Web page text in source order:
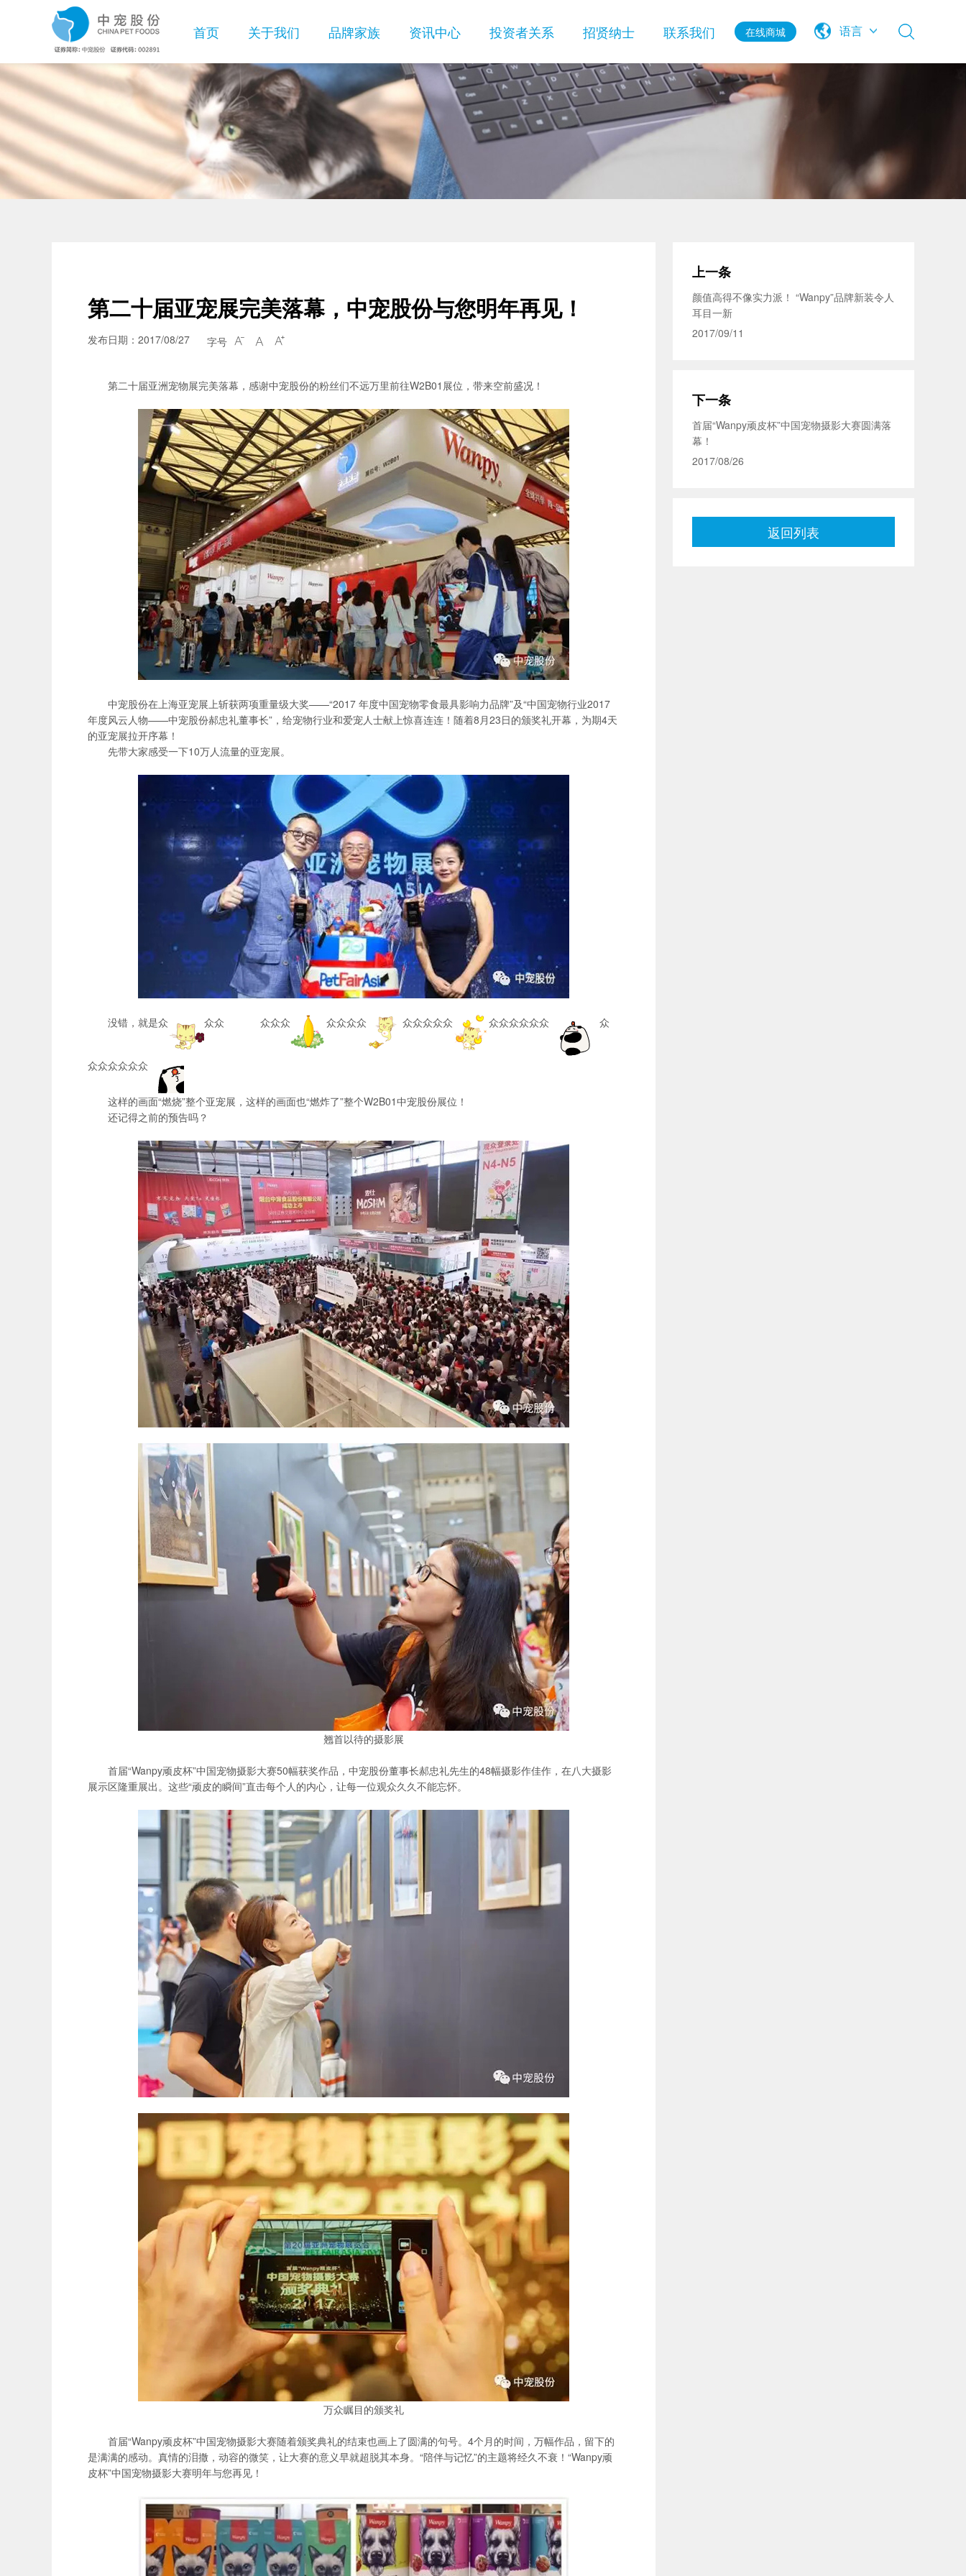
语言
在线商城
首页 关于我们 品牌家族 资讯中心 投资者关系 招贤纳士 联系我们
企业介绍 企业文化 企业实力 研发中心 生产基地 发展历程 企业荣誉
WANPY顽皮 TOPTREES领先 新西兰ZEAL真致
企业新闻 视频中心
股票详情 基本信息 社会责任相关情况 投资者保护
员工风采 招聘岗位
联系方式 廉正合规
第二十届亚宠展完美落幕，中宠股份与您明年再见！
发布日期：2017/08/27 字号   
第二十届亚洲宠物展完美落幕，感谢中宠股份的粉丝们不远万里前往W2B01展位，带来空前盛况！
中宠股份在上海亚宠展上斩获两项重量级大奖——“2017 年度中国宠物零食最具影响力品牌”及“中国宠物行业2017
年度风云人物——中宠股份郝忠礼董事长”，给宠物行业和爱宠人士献上惊喜连连！随着8月23日的颁奖礼开幕，为期4天
的亚宠展拉开序幕！
先带大家感受一下10万人流量的亚宠展。
没错，就是众 众众 众众众 众众众众 众众众众众 众众众众众众 众
众众众众众众
这样的画面“燃烧”整个亚宠展，这样的画面也“燃炸了”整个W2B01中宠股份展位！
还记得之前的预告吗？
翘首以待的摄影展
首届“Wanpy顽皮杯”中国宠物摄影大赛50幅获奖作品，中宠股份董事长郝忠礼先生的48幅摄影作佳作，在八大摄影
展示区隆重展出。这些“顽皮的瞬间”直击每个人的内心，让每一位观众久久不能忘怀。
万众瞩目的颁奖礼
首届“Wanpy顽皮杯”中国宠物摄影大赛随着颁奖典礼的结束也画上了圆满的句号。4个月的时间，万幅作品，留下的
是满满的感动。真情的泪撒，动容的微笑，让大赛的意义早就超脱其本身。“陪伴与记忆”的主题将经久不衰！“Wanpy顽
皮杯”中国宠物摄影大赛明年与您再见！
上一条
颜值高得不像实力派！ “Wanpy”品牌新装令人
耳目一新
2017/09/11
下一条
首届“Wanpy顽皮杯”中国宠物摄影大赛圆满落
幕！
2017/08/26
返回列表